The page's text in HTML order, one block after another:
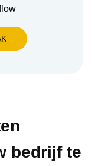
bedrijf te